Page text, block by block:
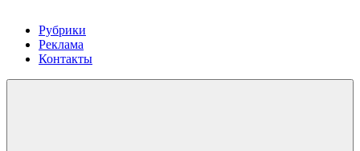
Рубрики
Реклама
Контакты